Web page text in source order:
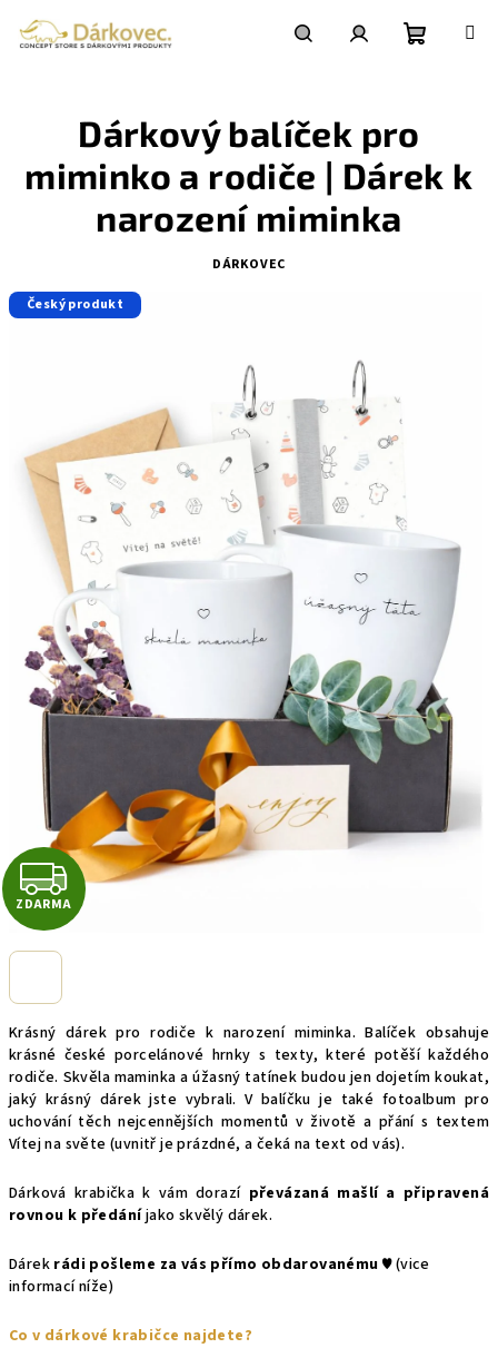
obsah
košík
Krásný dárek pro rodiče k narození miminka. Balíček obsahuje
krásné české porcelánové hrnky s texty, které potěší každého
rodiče. Skvěla maminka a úžasný tatínek budou jen dojetím koukat,
jaký krásný dárek jste vybrali. V balíčku je také fotoalbum pro
uchování těch nejcennějších momentů v životě a přání s textem
Vítej na světe (uvnitř je prázdné, a čeká na text od vás).
Dárková krabička k vám dorazí převázaná mašlí a připravená
rovnou k předáníjako skvělý dárek.
Dárek rádi pošleme za vás přímo obdarovanému ♥(vice
informací níže)
Co v dárkové krabičce najdete?
Dárkový balíček pro
miminko a rodiče | Dárek k
narození miminka
DÁRKOVEC
Český produkt
Z
D
R
M
A
ZDARMA